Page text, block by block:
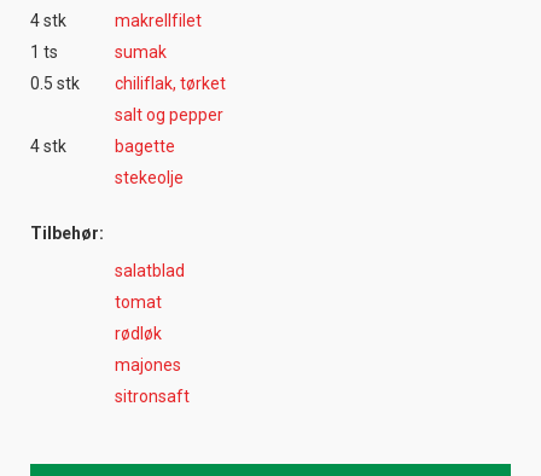
4 stk
makrellfilet
1 ts
sumak
0.5 stk
chiliflak, tørket
salt og pepper
4 stk
bagette
stekeolje
Tilbehør:
salatblad
tomat
rødløk
majones
sitronsaft